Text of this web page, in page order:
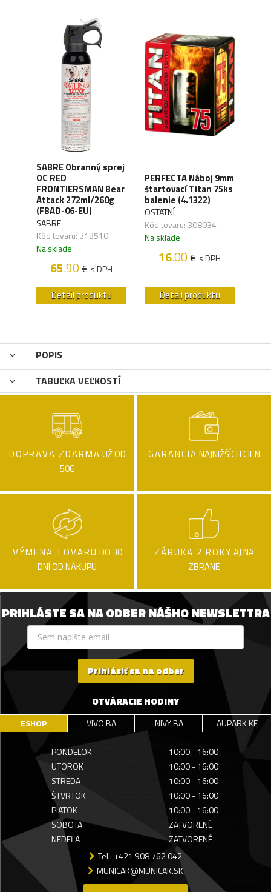
SABRE Obranný sprej
OC RED
FRONTIERSMAN Bear
Attack 272ml/260g
(FBAD-06-EU)
SABRE
Kód tovaru: 313510
Na sklade
65.90€ s DPH
Detail produktu
PERFECTA Náboj 9mm
štartovací Titan 75ks
balenie (4.1322)
OSTATNÍ
Kód tovaru: 308034
Na sklade
16.00€ s DPH
Detail produktu
POPIS
TABUĽKA VEĽKOSTÍ
DOPRAVA ZDARMA UŽ OD
50€
GARANCIA NAJNIŽŠÍCH CIEN
VÝMENA TOVARU DO 30
DNÍ OD NÁKUPU
ZÁRUKA 2 ROKY AJ NA
ZBRANE
PRIHLÁSTE SA NA ODBER NÁŠHO NEWSLETTRA
Prihlásiť sa na odber
OTVÁRACIE HODINY
ESHOP VIVO BA NIVY BA AUPARK KE
PONDELOK
10:00 - 16:00
UTOROK
10:00 - 16:00
STREDA
10:00 - 16:00
ŠTVRTOK
10:00 - 16:00
PIATOK
10:00 - 16:00
SOBOTA
ZATVORENÉ
NEDEĽA
ZATVORENÉ
Tel.: +421 908 762 042
MUNICAK@MUNICAK.SK